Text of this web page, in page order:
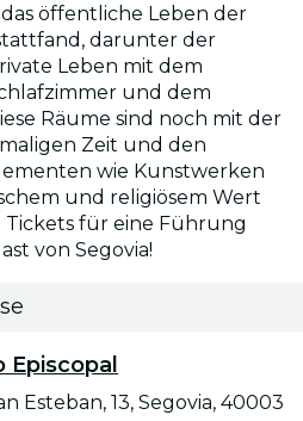
öffentliche Leben der
darunter der
Leben mit dem
und dem
Räume sind noch mit der
Zeit und den
wie Kunstwerken
und religiösem Wert
für eine Führung
von Segovia!
Episcopal
Esteban, 13, Segovia, 40003